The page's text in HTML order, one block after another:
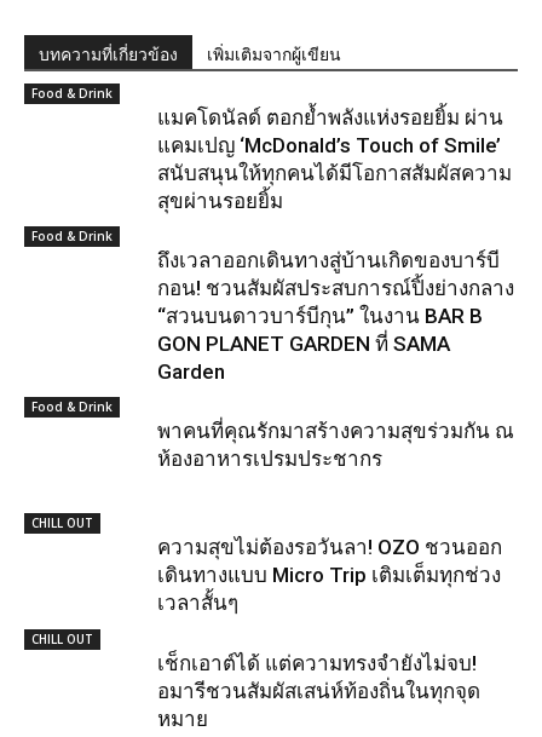
บทความที่เกี่ยวข้อง เพิ่มเติมจากผู้เขียน
Food & Drink
แมคโดนัลด์ ตอกย้ำพลังแห่งรอยยิ้ม ผ่าน
แคมเปญ ‘McDonald’s Touch of Smile’
สนับสนุนให้ทุกคนได้มีโอกาสสัมผัสความ
สุขผ่านรอยยิ้ม
Food & Drink
ถึงเวลาออกเดินทางสู่บ้านเกิดของบาร์บี
กอน! ชวนสัมผัสประสบการณ์ปิ้งย่างกลาง
“สวนบนดาวบาร์บีกุน” ในงาน BAR B
GON PLANET GARDEN ที่ SAMA
Garden
Food & Drink
พาคนที่คุณรักมาสร้างความสุขร่วมกัน ณ
ห้องอาหารเปรมประชากร
CHILL OUT
ความสุขไม่ต้องรอวันลา! OZO ชวนออก
เดินทางแบบ Micro Trip เติมเต็มทุกช่วง
เวลาสั้นๆ
CHILL OUT
เช็กเอาต์ได้ แต่ความทรงจำยังไม่จบ!
อมารีชวนสัมผัสเสน่ห์ท้องถิ่นในทุกจุด
หมาย